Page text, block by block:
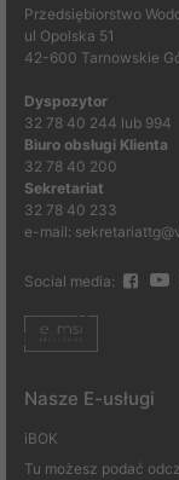
Przedsiębiorstwo
ul Opolska 51
42-600 Tarnowskie
Dyspozytor
32 78 40 244 lub 994
Biuro obsługi Klienta
32 78 40 200
Sekretariat
32 78 40 233
e-mail:
Social media:
Nasze E-usługi
iBOK
Tu możesz podać